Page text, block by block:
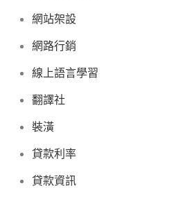
網站架設
網路行銷
線上語言學習
翻譯社
裝潢
貸款利率
貸款資訊